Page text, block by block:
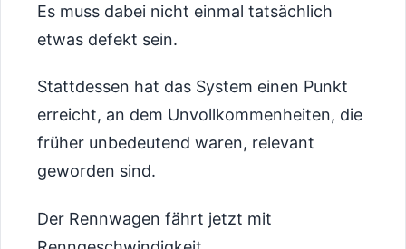
Es muss dabei nicht einmal tatsächlich
etwas defekt sein.
Stattdessen hat das System einen Punkt
erreicht, an dem Unvollkommenheiten, die
früher unbedeutend waren, relevant
geworden sind.
Der Rennwagen fährt jetzt mit